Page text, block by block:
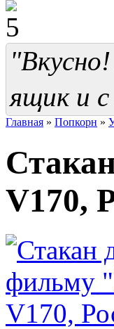
ящик и
Главная » Попкорн »
V170,